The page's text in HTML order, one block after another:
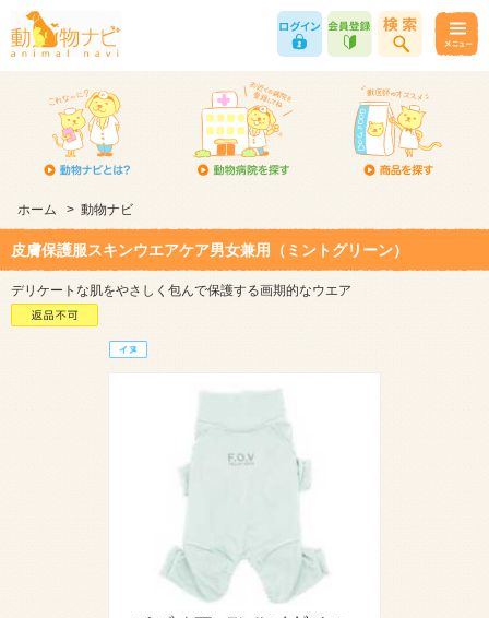
ホーム > 動物ナビ
皮膚保護服スキンウエアケア男女兼用（ミントグリーン）
デリケートな肌をやさしく包んで保護する画期的なウエア